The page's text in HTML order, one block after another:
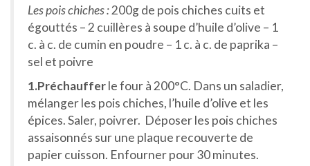
Les pois chiches :200g de pois chiches cuits et
égouttés – 2 cuillères à soupe d’huile d’olive – 1
c. à c. de cumin en poudre – 1 c. à c. de paprika –
sel et poivre
1.Préchaufferle four à 200°C. Dans un saladier,
mélanger les pois chiches, l’huile d’olive et les
épices. Saler, poivrer. Déposer les pois chiches
assaisonnés sur une plaque recouverte de
papier cuisson. Enfourner pour 30 minutes.